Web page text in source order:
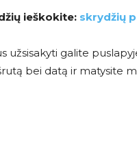
ieškokite: skrydžių
užsisakyti galite
bei datą ir matysite